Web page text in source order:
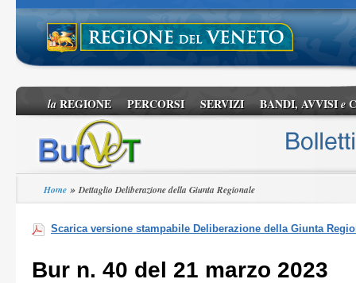
laREGIONE PERCORSI SERVIZI BANDI, AVVISIe
Home »Dettaglio Deliberazione della Giunta Regionale
Scarica versione stampabile Deliberazione della Giunta
Bur n. 40 del 21 marzo 2023